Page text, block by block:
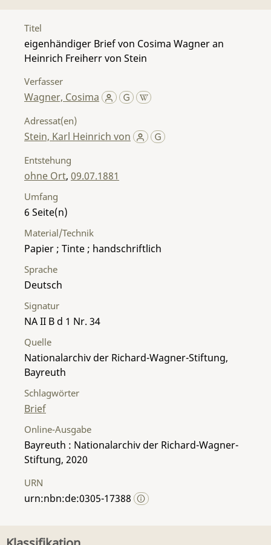
Titel
eigenhändiger Brief von Cosima Wagner an
Heinrich Freiherr von Stein
Verfasser
Wagner, Cosima
Adressat(en)
Stein, Karl Heinrich von
Entstehung
ohne Ort, 09.07.1881
Umfang
6
Material/Technik
Papier ; Tinte ; handschriftlich
Sprache
Deutsch
Signatur
NA II B d 1 Nr. 34
Quelle
Nationalarchiv der Richard-Wagner-Stiftung,
Bayreuth
Schlagwörter
Brief
Online-Ausgabe
Bayreuth : Nationalarchiv der Richard-Wagner-
Stiftung, 2020
URN
urn:nbn:de:0305-17388